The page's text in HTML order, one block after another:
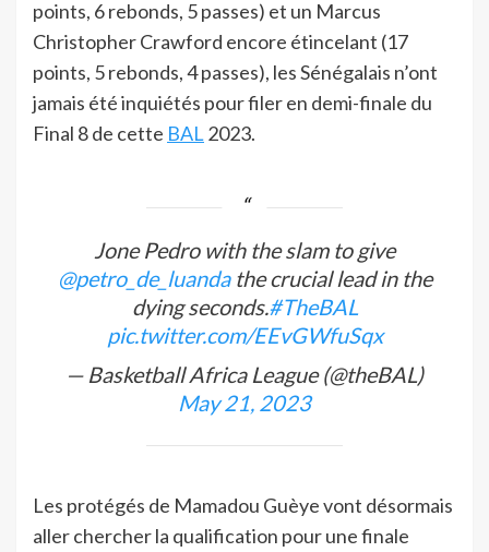
points, 6 rebonds, 5 passes) et un Marcus
Christopher Crawford encore étincelant (17
points, 5 rebonds, 4 passes), les Sénégalais n’ont
jamais été inquiétés pour filer en demi-finale du
Final 8 de cette BAL 2023.
Jone Pedro with the slam to give
@petro_de_luandathe crucial lead in the
dying seconds.#TheBAL
pic.twitter.com/EEvGWfuSqx
— Basketball Africa League (@theBAL)
May 21, 2023
Les protégés de Mamadou Guèye vont désormais
aller chercher la qualification pour une finale